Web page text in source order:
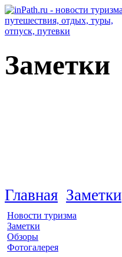
Заметки
Главная Заметки
Новости туризма
Заметки
Обзоры
Фотогалерея